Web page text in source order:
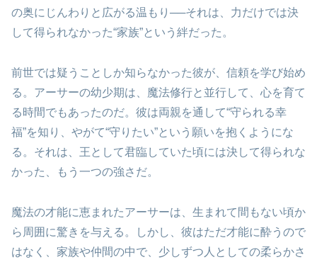
の奥にじんわりと広がる温もり──それは、力だけでは決
して得られなかった“家族”という絆だった。
前世では疑うことしか知らなかった彼が、信頼を学び始め
る。アーサーの幼少期は、魔法修行と並行して、心を育て
る時間でもあったのだ。彼は両親を通して“守られる幸
福”を知り、やがて“守りたい”という願いを抱くようにな
る。それは、王として君臨していた頃には決して得られな
かった、もう一つの強さだ。
魔法の才能に恵まれたアーサーは、生まれて間もない頃か
ら周囲に驚きを与える。しかし、彼はただ才能に酔うので
はなく、家族や仲間の中で、少しずつ人としての柔らかさ